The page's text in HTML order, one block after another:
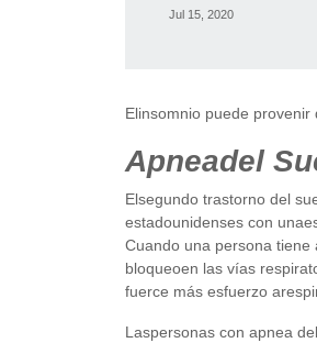
Jul 15, 2020
Elinsomnio puede
Apneadel
Elsegundo trastorno del
estadounidenses con
Cuando una persona
bloqueoen las vías
fuerce más esfuerzo
Laspersonas con apnea